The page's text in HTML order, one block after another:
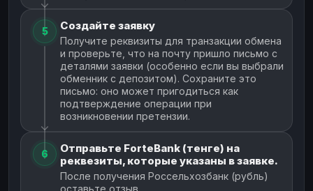
5 Создайте заявку
Получите реквизиты для транзакции обмена
и проверьте, что на почту пришло письмо с
деталями заявки (особенно если вы выбрали
обменник с депозитом). Сохраните это
письмо: оно может пригодиться как
подтверждение операции при
возникновении претензии.
6
Отправьте ForteBank (тенге) на
реквезиты, которые указаны в заявке.
После получения Россельхозбанк (рубль)
оставьте отзыв.